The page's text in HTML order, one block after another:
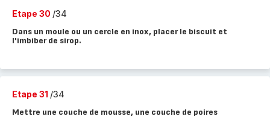
Etape 30 /34
Dans un moule ou un cercle en inox, placer le biscuit et
l'imbiber de sirop.
Etape 31 /34
Mettre une couche de mousse, une couche de poires